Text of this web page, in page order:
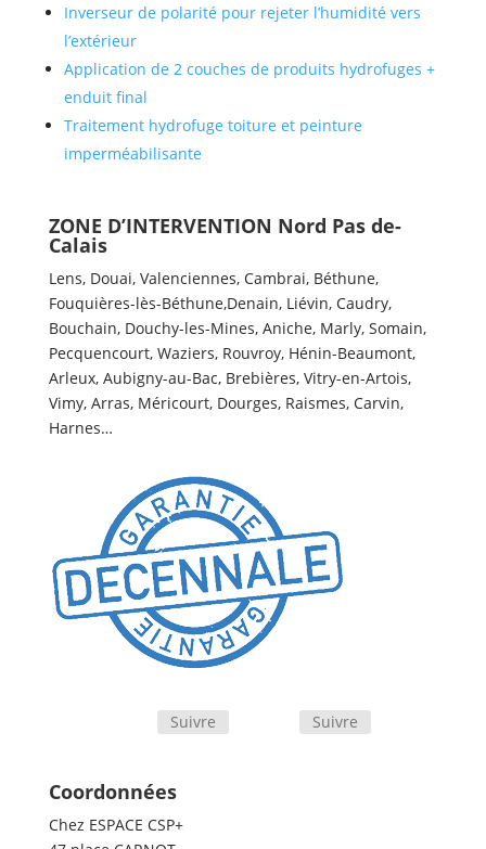
Inverseur de polarité pour rejeter l’humidité vers
l’extérieur
Application de 2 couches de produits hydrofuges +
enduit final
Traitement hydrofuge toiture et peinture
imperméabilisante
ZONE D’INTERVENTION Nord Pas de-
Calais
Lens, Douai, Valenciennes, Cambrai, Béthune,
Fouquières-lès-Béthune,Denain, Liévin, Caudry,
Bouchain, Douchy-les-Mines, Aniche, Marly, Somain,
Pecquencourt, Waziers, Rouvroy, Hénin-Beaumont,
Arleux, Aubigny-au-Bac, Brebières, Vitry-en-Artois,
Vimy, Arras, Méricourt, Dourges, Raismes, Carvin,
Harnes…
Suivre Suivre
Coordonnées
Chez ESPACE CSP+